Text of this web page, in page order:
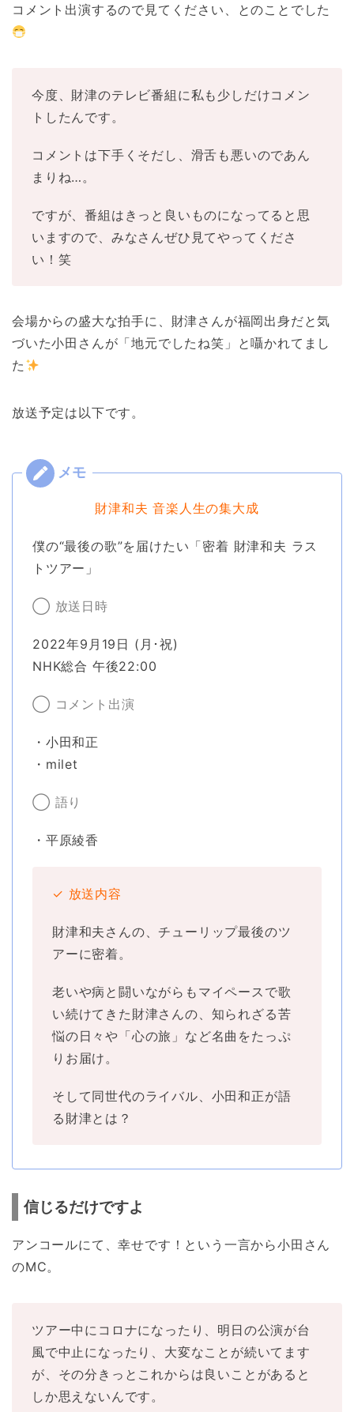
コメント出演するので見てください、とのことでした
今度、財津のテレビ番組に私も少しだけコメン
トしたんです。
コメントは下手くそだし、滑舌も悪いのであん
まりね…。
ですが、番組はきっと良いものになってると思
いますので、みなさんぜひ見てやってくださ
い！笑
会場からの盛大な拍手に、財津さんが福岡出身だと気
づいた小田さんが「地元でしたね笑」と囁かれてまし
た
放送予定は以下です。
財津和夫 音楽人生の集大成
僕の“最後の歌”を届けたい「密着 財津和夫 ラス
トツアー」
◯ 放送日時
2022年9月19日 (月･祝)
NHK総合 午後22:00
◯ コメント出演
・小田和正
・milet
◯ 語り
・平原綾香
✓ 放送内容
財津和夫さんの、チューリップ最後のツ
アーに密着。
老いや病と闘いながらもマイペースで歌
い続けてきた財津さんの、知られざる苦
悩の日々や「心の旅」など名曲をたっぷ
りお届け。
そして同世代のライバル、小田和正が語
る財津とは？
信じるだけですよ
アンコールにて、幸せです！という一言から小田さん
のMC。
ツアー中にコロナになったり、明日の公演が台
風で中止になったり、大変なことが続いてます
が、その分きっとこれからは良いことがあると
しか思えないんです。